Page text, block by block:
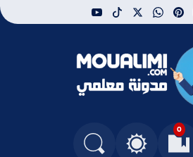
pinterest
whatsapp
x
tiktok
youtube
مدونة معلمي
0
العلامات المرجعيةالتغيير بين الوضع النهاري والداكن
البحث في المدونة